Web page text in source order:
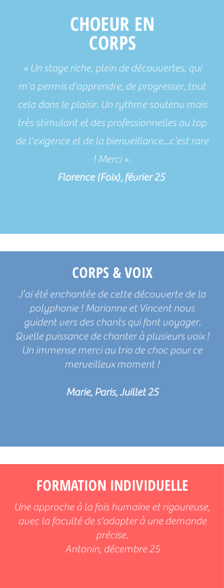
CHOEUR EN
CORPS
« Un stage riche, plein de découvertes, qui
m'a permis d'apprendre, de progresser, tout
cela dans le plaisir. Un rythme soutenu mais
très stimulant et des professionnelles au top
de l'exigence et de la bienveillance...c'est rare
! Merci ».
Florence (Foix), février 25
CORPS & VOIX
J’ai été enchantée de cette découverte de la
polyphonie ! Marianne et Vincent nous
guident vers des chants qui font voyager.
Quelle puissance de chanter à plusieurs voix !
Un immense merci au trio de choc pour ce
merveilleux moment !
Marie, Paris, Juillet 25
FORMATION INDIVIDUELLE
Une approche à la fois humaine et rigoureuse,
avec la faculté de s'adapter à une demande
précise.
Antonin, décembre 25